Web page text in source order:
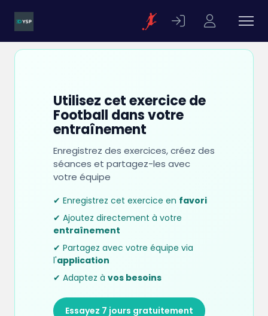
Utilisez cet exercice de
Football dans votre
entraînement
Enregistrez des exercices, créez des
séances et partagez-les avec
votre équipe
✔ Enregistrez cet exercice en favori
✔ Ajoutez directement à votre
entraînement
✔ Partagez avec votre équipe via
l'application
✔ Adaptez à vos besoins
Essayez 7 jours gratuitement